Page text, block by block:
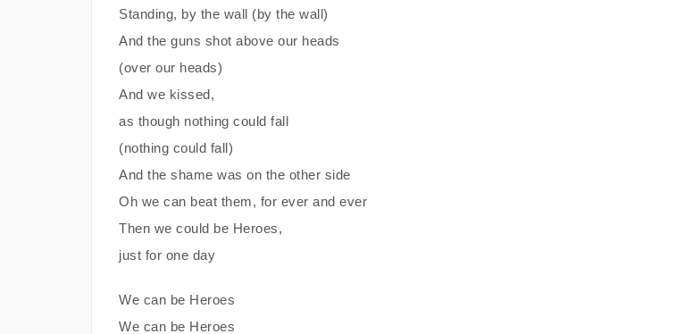
Standing, by the wall (by the wall)
And the guns shot above our heads
(over our heads)
And we kissed,
as though nothing could fall
(nothing could fall)
And the shame was on the other side
Oh we can beat them, for ever and ever
Then we could be Heroes,
just for one day
We can be Heroes
We can be Heroes